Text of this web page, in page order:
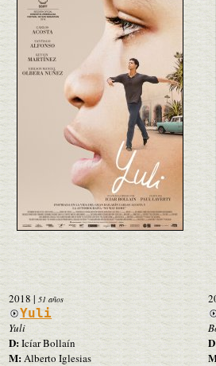
2018| 51 años
Yuli
Yuli
D:Icíar Bollaín
M:Alberto Iglesias